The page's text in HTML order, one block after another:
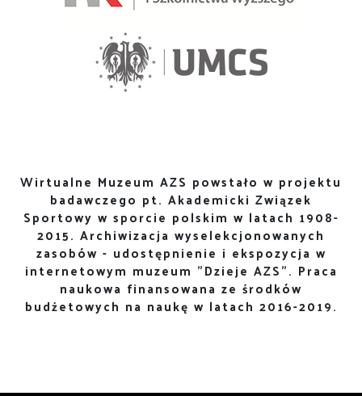
Wirtualne Muzeum AZS powstało w projektu
badawczego pt. Akademicki Związek
Sportowy w sporcie polskim w latach 1908-
2015. Archiwizacja wyselekcjonowanych
zasobów - udostępnienie i ekspozycja w
internetowym muzeum "Dzieje AZS". Praca
naukowa finansowana ze środków
budżetowych na naukę w latach 2016-2019.